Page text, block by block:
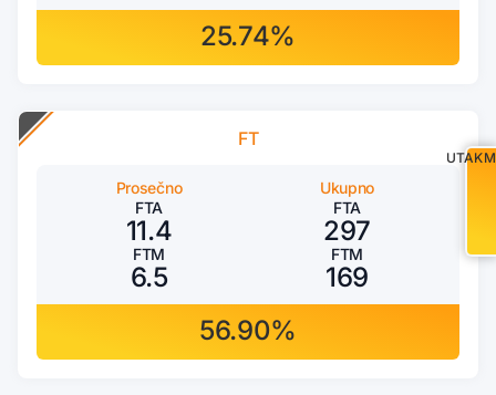
25.74%
FT
Prosečno
FTA
11.4
FTM
6.5
Ukupno
FTA
297
FTM
169
56.90%